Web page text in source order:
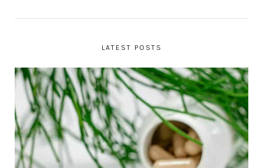
LATEST POSTS